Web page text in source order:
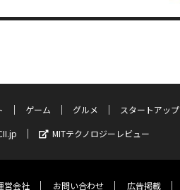
ゲーム グルメ スタートアップ
MITテクノロジーレビュー
営会社 お問い合わせ 広告掲載